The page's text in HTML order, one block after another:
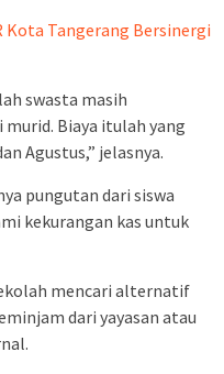
Kota Tangerang Bersinergi
swasta masih
Biaya itulah yang
Agustus,” jelasnya.
pungutan dari siswa
kekurangan kas untuk
mencari alternatif
dari yayasan atau